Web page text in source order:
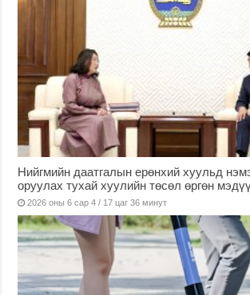
Нийгмийн даатгалын ерөнхий хуульд
оруулах тухай хуулийн төсөл өргөн
2026 оны 6 сар 4 / 17 цаг 36 минут